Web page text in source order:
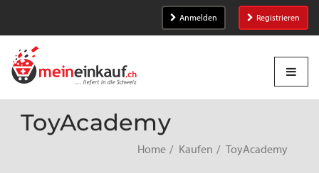
Anmelden Registrieren
ToyAcademy
Home Kaufen ToyAcademy